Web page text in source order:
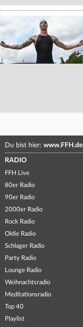
Du bist hier: www.FFH.de
RADIO
FFH Live
80er Radio
90er Radio
2000er Radio
Rock Radio
Oldie Radio
Schlager Radio
Party Radio
Lounge Radio
Weihnachtsradio
Meditationsradio
Top 40
Playlist